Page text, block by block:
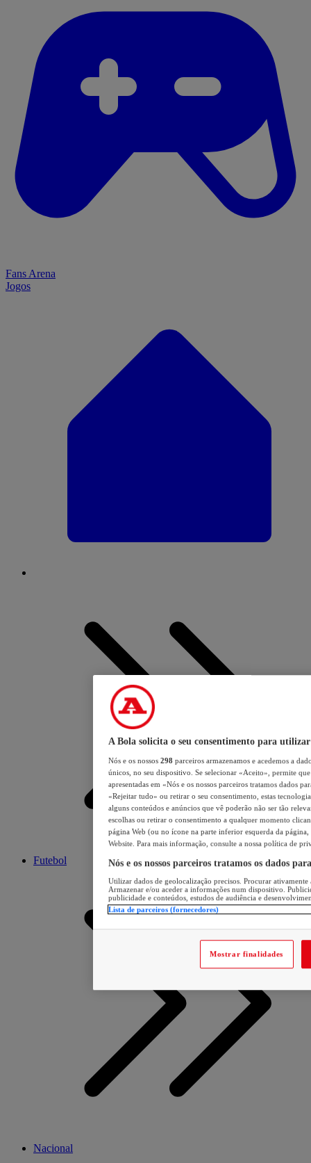
Fans Arena
Jogos
Futebol
Nacional
A Bola solicita o seu consentimento para utilizar
Nós e os nossos 298 parceiros armazenamos e acedemos a
únicos, no seu dispositivo. Se selecionar «Aceito», permite
apresentadas em «Nós e os nossos parceiros tratamos dados
«Rejeitar tudo» ou retirar o seu consentimento, estas
alguns conteúdos e anúncios que vê poderão não ser tão
escolhas ou retirar o consentimento a qualquer momento
página Web (ou no ícone na parte inferior esquerda da página,
Website. Para mais informação, consulte a nossa política de
Nós e os nossos parceiros tratamos os dados
Utilizar dados de geolocalização precisos. Procurar
Armazenar e/ou aceder a informações num dispositivo.
publicidade e conteúdos, estudos de audiência e
Lista de parceiros (fornecedores)
Mostrar finalidades